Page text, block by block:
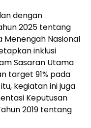
dengan
2025 tentang
Menengah Nasional
inklusi
Sasaran Utama
target 91% pada
kegiatan ini juga
Keputusan
2019 tentang